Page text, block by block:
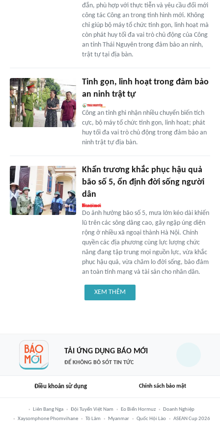
đắn, phù hợp với thực tiễn và yêu cầu đổi mới
công tác Công an trong tình hình mới. Không
chỉ giúp bộ máy tổ chức tinh gọn, linh hoạt mà
còn phát huy tối đa vai trò chủ động của Công
an tỉnh Thái Nguyên trong đảm bảo an ninh,
trật tự tại địa bàn.
Tinh gọn, linh hoạt trong đảm bảo
an ninh trật tự
Công an tỉnh ghi nhận nhiều chuyển biến tích
cực, bộ máy tổ chức tinh gọn, linh hoạt; phát
huy tối đa vai trò chủ động trong đảm bảo an
ninh trật tự địa bàn.
Khẩn trương khắc phục hậu quả
bão số 5, ổn định đời sống người
dân
Do ảnh hưởng bão số 5, mưa lớn kéo dài khiến
lũ trên các sông dâng cao, gây ngập úng diện
rộng ở nhiều xã ngoại thành Hà Nội. Chính
quyền các địa phương cùng lực lượng chức
năng đang tập trung mọi nguồn lực, vừa khắc
phục hậu quả, vừa chăm lo đời sống, bảo đảm
an toàn tính mạng và tài sản cho nhân dân.
XEM THÊM
TẢI ỨNG DỤNG BÁO MỚI
ĐỂ KHÔNG BỎ SÓT TIN TỨC
Điều khoản sử dụng Chính sách bảo mật
Liên Bang Nga Đội Tuyển Việt Nam Eo Biển Hormuz
Doanh Nghiệp
Xaysomphone Phomvihane
Tô Lâm Myanmar Quốc Hội Lào ASEAN Cup 2026